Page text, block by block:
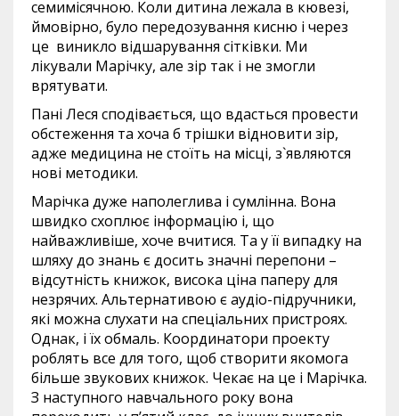
семимісячною. Коли дитина лежала в кювезі,
ймовірно, було передозування кисню і через
це виникло відшарування сітківки. Ми
лікували Марічку, але зір так і не змогли
врятувати.
Пані Леся сподівається, що вдасться провести
обстеження та хоча б трішки відновити зір,
адже медицина не стоїть на місці, з`являются
нові методики.
Марічка дуже наполеглива і сумлінна. Вона
швидко схоплює інформацію і, що
найважливіше, хоче вчитися. Та у її випадку на
шляху до знань є досить значні перепони –
відсутність книжок, висока ціна паперу для
незрячих. Альтернативою є аудіо-підручники,
які можна слухати на спеціальних пристроях.
Однак, і їх обмаль. Координатори проекту
роблять все для того, щоб створити якомога
більше звукових книжок. Чекає на це і Марічка.
З наступного навчального року вона